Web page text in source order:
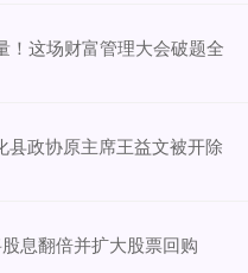
！这场财富管理大会破题全
县政协原主席王益文被开除
息翻倍并扩大股票回购